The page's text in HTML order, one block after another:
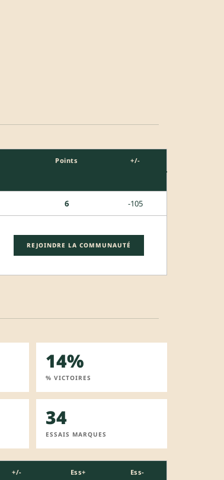
Points +/-
6 -105
REJOINDRE LA COMMUNAUTÉ
14%
% VICTOIRES
34
ESSAIS MARQUES
+/- Ess+ Ess-